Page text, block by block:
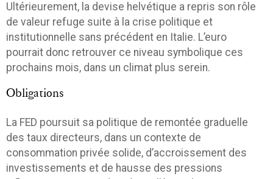
Ultérieurement, la devise helvétique a repris son rôle
de valeur refuge suite à la crise politique et
institutionnelle sans précédent en Italie. L’euro
pourrait donc retrouver ce niveau symbolique ces
prochains mois, dans un climat plus serein.
Obligations
La FED poursuit sa politique de remontée graduelle
des taux directeurs, dans un contexte de
consommation privée solide, d’accroissement des
investissements et de hausse des pressions